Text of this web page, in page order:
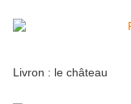
Livron : le château